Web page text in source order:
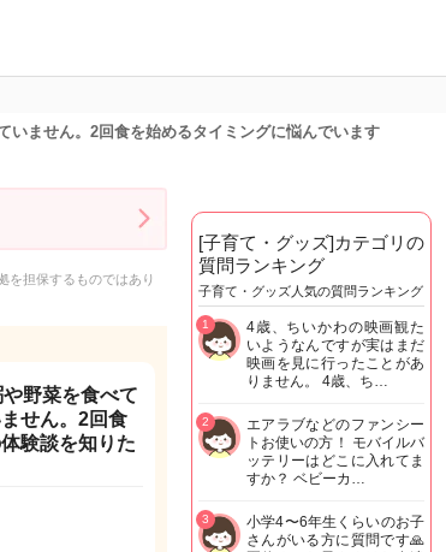
いません。2回食を始めるタイミングに悩んでいます
を担保するものではあり
野菜を食べて
せん。2回食
験談を知りた
[子育て・グッズ]カテゴリの
質問ランキング
子育て・グッズ人気の質問ランキング
4歳、ちいかわの映画観た
いようなんですが実はまだ
映画を見に行ったことがあ
りません。 4歳、ち…
1
エアラブなどのファンシー
トお使いの方！ モバイルバ
ッテリーはどこに入れてま
すか？ ベビーカ…
2
小学4〜6年生くらいのお子
さんがいる方に質問です🙏
3